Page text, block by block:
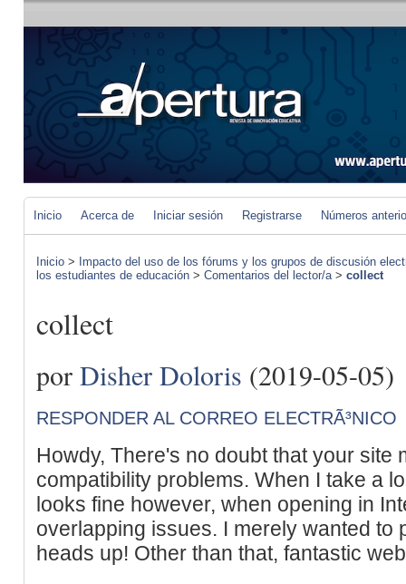
Inicio Acerca de Iniciar sesión Registrarse Números
Inicio > Impacto del uso de los fórums y los grupos de discusión
los estudiantes de educación > Comentarios del lector/a> collect
collect
por Disher Doloris (2019-05-05)
RESPONDER AL CORREO ELECTRÃ³NICO
Howdy, There's no doubt that your site
compatibility problems. When I take a
looks fine however, when opening in
overlapping issues. I merely wanted to
heads up! Other than that, fantastic